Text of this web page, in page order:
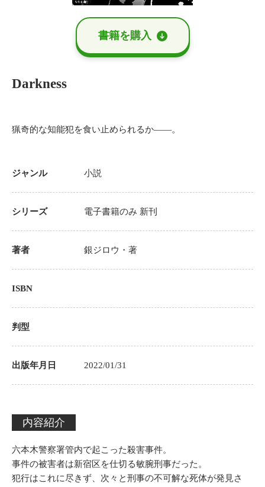
書籍を購⼊
Darkness
猟奇的な知能犯を食い止められるか――。
ジャンル 小説
シリーズ 電子書籍のみ 新刊
著者 銀ジロウ ・著
ISBN
判型
出版年月日 2022/01/31
内容紹介
六本木警察署管内で起こった殺害事件。
事件の被害者は新宿区を仕切る敏腕刑事だった。
犯行はこれに尽きず、次々と刑事の不可解な死体が発見さ